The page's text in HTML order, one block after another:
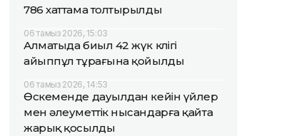
786 хаттама толтырылды
06 тамыз 2026, 15:03
Алматыда биыл 42 жүк көлігі
айыппұл тұрағына қойылды
06 тамыз 2026, 14:53
Өскеменде дауылдан кейін үйлер
мен әлеуметтік нысандарға қайта
жарық қосылды